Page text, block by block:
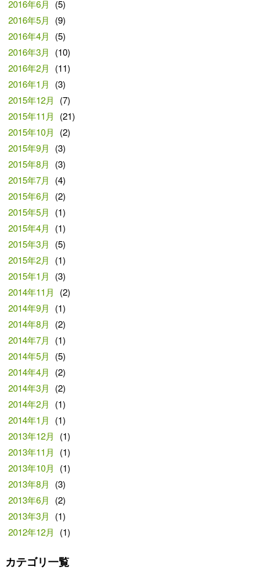
2016年6月
(5)
2016年5月
(9)
2016年4月
(5)
2016年3月
(10)
2016年2月
(11)
2016年1月
(3)
2015年12月
(7)
2015年11月
(21)
2015年10月
(2)
2015年9月
(3)
2015年8月
(3)
2015年7月
(4)
2015年6月
(2)
2015年5月
(1)
2015年4月
(1)
2015年3月
(5)
2015年2月
(1)
2015年1月
(3)
2014年11月
(2)
2014年9月
(1)
2014年8月
(2)
2014年7月
(1)
2014年5月
(5)
2014年4月
(2)
2014年3月
(2)
2014年2月
(1)
2014年1月
(1)
2013年12月
(1)
2013年11月
(1)
2013年10月
(1)
2013年8月
(3)
2013年6月
(2)
2013年3月
(1)
2012年12月
(1)
カテゴリ一覧